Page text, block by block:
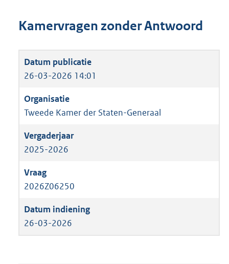
Kamervragen zonder Antwoord
26-03-2026 14:01
Tweede Kamer der Staten-Generaal
2025-2026
2026Z06250
26-03-2026